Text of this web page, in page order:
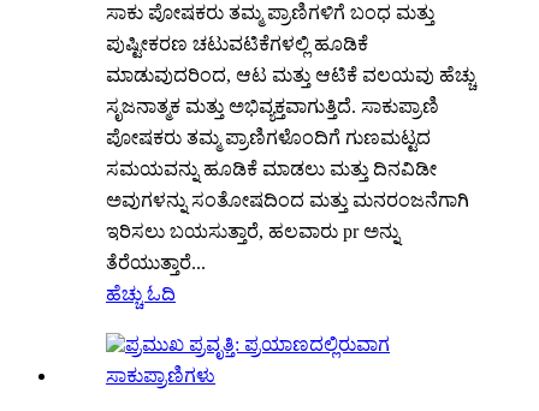
ಸಾಕು ಪೋಷಕರು ತಮ್ಮ ಪ್ರಾಣಿಗಳಿಗೆ ಬಂಧ ಮತ್ತು
ಪುಷ್ಟೀಕರಣ ಚಟುವಟಿಕೆಗಳಲ್ಲಿ ಹೂಡಿಕೆ
ಮಾಡುವುದರಿಂದ, ಆಟ ಮತ್ತು ಆಟಿಕೆ ವಲಯವು ಹೆಚ್ಚು
ಸೃಜನಾತ್ಮಕ ಮತ್ತು ಅಭಿವ್ಯಕ್ತವಾಗುತ್ತಿದೆ. ಸಾಕುಪ್ರಾಣಿ
ಪೋಷಕರು ತಮ್ಮ ಪ್ರಾಣಿಗಳೊಂದಿಗೆ ಗುಣಮಟ್ಟದ
ಸಮಯವನ್ನು ಹೂಡಿಕೆ ಮಾಡಲು ಮತ್ತು ದಿನವಿಡೀ
ಅವುಗಳನ್ನು ಸಂತೋಷದಿಂದ ಮತ್ತು ಮನರಂಜನೆಗಾಗಿ
ಇರಿಸಲು ಬಯಸುತ್ತಾರೆ, ಹಲವಾರು pr ಅನ್ನು
ತೆರೆಯುತ್ತಾರೆ...
ಹೆಚ್ಚು ಓದಿ